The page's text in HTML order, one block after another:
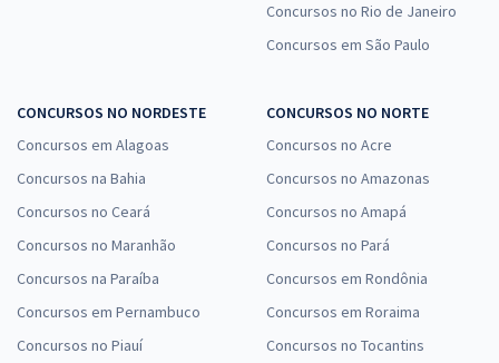
Concursos no Rio de Janeiro
Concursos em São Paulo
CONCURSOS NO NORDESTE
Concursos em Alagoas
Concursos na Bahia
Concursos no Ceará
Concursos no Maranhão
Concursos na Paraíba
Concursos em Pernambuco
Concursos no Piauí
CONCURSOS NO NORTE
Concursos no Acre
Concursos no Amazonas
Concursos no Amapá
Concursos no Pará
Concursos em Rondônia
Concursos em Roraima
Concursos no Tocantins